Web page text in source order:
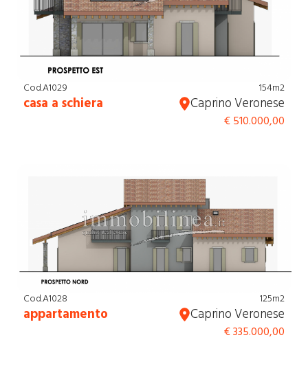
Cod.A1029
casa a schiera
154m2
Caprino Veronese
€ 510.000,00
Cod.A1028
appartamento
125m2
Caprino Veronese
€ 335.000,00